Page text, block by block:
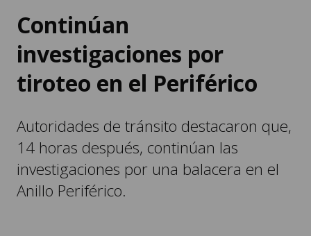
Continúan
investigaciones por
tiroteo en el Periférico
Autoridades de tránsito destacaron que,
14 horas después, continúan las
investigaciones por una balacera en el
Anillo Periférico.